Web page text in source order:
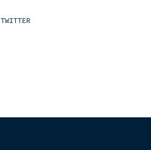
TWITTER